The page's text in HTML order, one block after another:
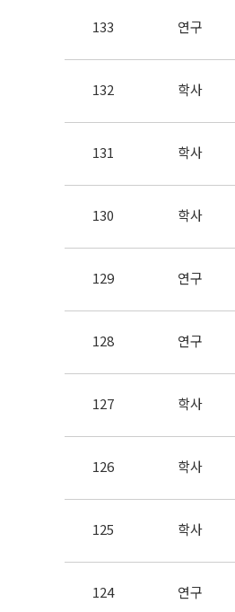
133 연구
132 학사
131 학사
130 학사
129 연구
128 연구
127 학사
126 학사
125 학사
124 연구